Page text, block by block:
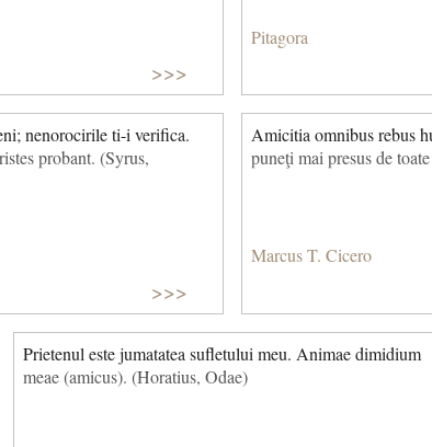
>>>
Pitagora
nenorocirile ti-i verifica.
probant. (Syrus,
>>>
Amicitia omnibus rebus
puneţi mai presus de
Marcus T. Cicero
Prietenul este jumatatea sufletului meu. Animae dimidium
meae (amicus). (Horatius, Odae)